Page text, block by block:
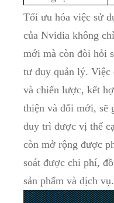
Tối ưu hóa việc sử
của Nvidia không
mới mà còn đòi hỏi
tư duy quản lý. Việc
và chiến lược, kết
thiện và đổi mới, sẽ
duy trì được vị thế
còn mở rộng được
soát được chi phí,
sản phẩm và dịch vụ.